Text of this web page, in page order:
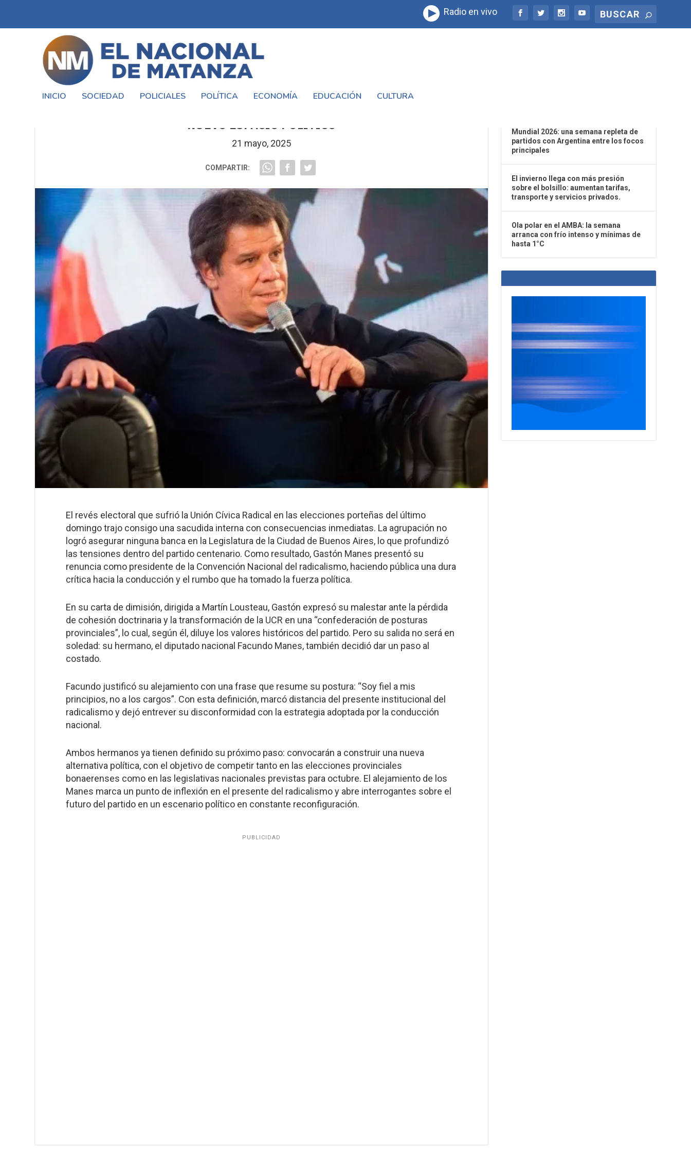
Radio en vivo
INICIO SOCIEDAD POLICIALES POLÍTICA ECONOMÍA EDUCACIÓN CULTURA
NUEVO ESPACIO POLÍTICO
21 mayo, 2025
COMPARTIR:
El revés electoral que sufrió la Unión Cívica Radical en las elecciones porteñas del último
domingo trajo consigo una sacudida interna con consecuencias inmediatas. La agrupación no
logró asegurar ninguna banca en la Legislatura de la Ciudad de Buenos Aires, lo que profundizó
las tensiones dentro del partido centenario. Como resultado, Gastón Manes presentó su
renuncia como presidente de la Convención Nacional del radicalismo, haciendo pública una dura
crítica hacia la conducción y el rumbo que ha tomado la fuerza política.
En su carta de dimisión, dirigida a Martín Lousteau, Gastón expresó su malestar ante la pérdida
de cohesión doctrinaria y la transformación de la UCR en una “confederación de posturas
provinciales”, lo cual, según él, diluye los valores históricos del partido. Pero su salida no será en
soledad: su hermano, el diputado nacional Facundo Manes, también decidió dar un paso al
costado.
Facundo justificó su alejamiento con una frase que resume su postura: “Soy fiel a mis
principios, no a los cargos”. Con esta definición, marcó distancia del presente institucional del
radicalismo y dejó entrever su disconformidad con la estrategia adoptada por la conducción
nacional.
Ambos hermanos ya tienen definido su próximo paso: convocarán a construir una nueva
alternativa política, con el objetivo de competir tanto en las elecciones provinciales
bonaerenses como en las legislativas nacionales previstas para octubre. El alejamiento de los
Manes marca un punto de inflexión en el presente del radicalismo y abre interrogantes sobre el
futuro del partido en un escenario político en constante reconfiguración.
PUBLICIDAD
Mundial 2026: una semana repleta de
partidos con Argentina entre los focos
principales
El invierno llega con más presión
sobre el bolsillo: aumentan tarifas,
transporte y servicios privados.
Ola polar en el AMBA: la semana
arranca con frío intenso y mínimas de
hasta 1°C